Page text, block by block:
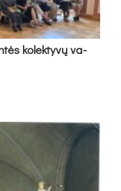
ko­lek­ty­vų va­